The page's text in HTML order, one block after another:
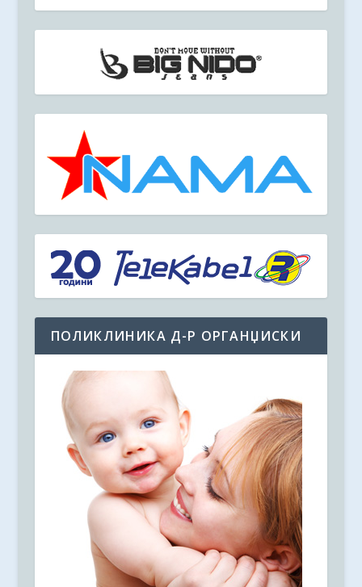
ПОЛИКЛИНИКА Д-Р ОРГАНЏИСКИ